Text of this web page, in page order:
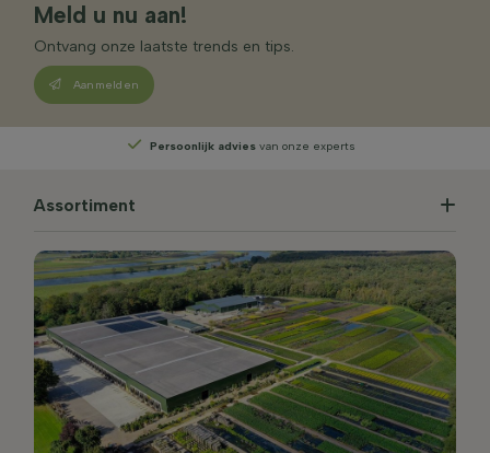
Meld u nu aan!
Ontvang onze laatste trends en tips.
Aanmelden
Persoonlijk advies van onze experts
Assortiment